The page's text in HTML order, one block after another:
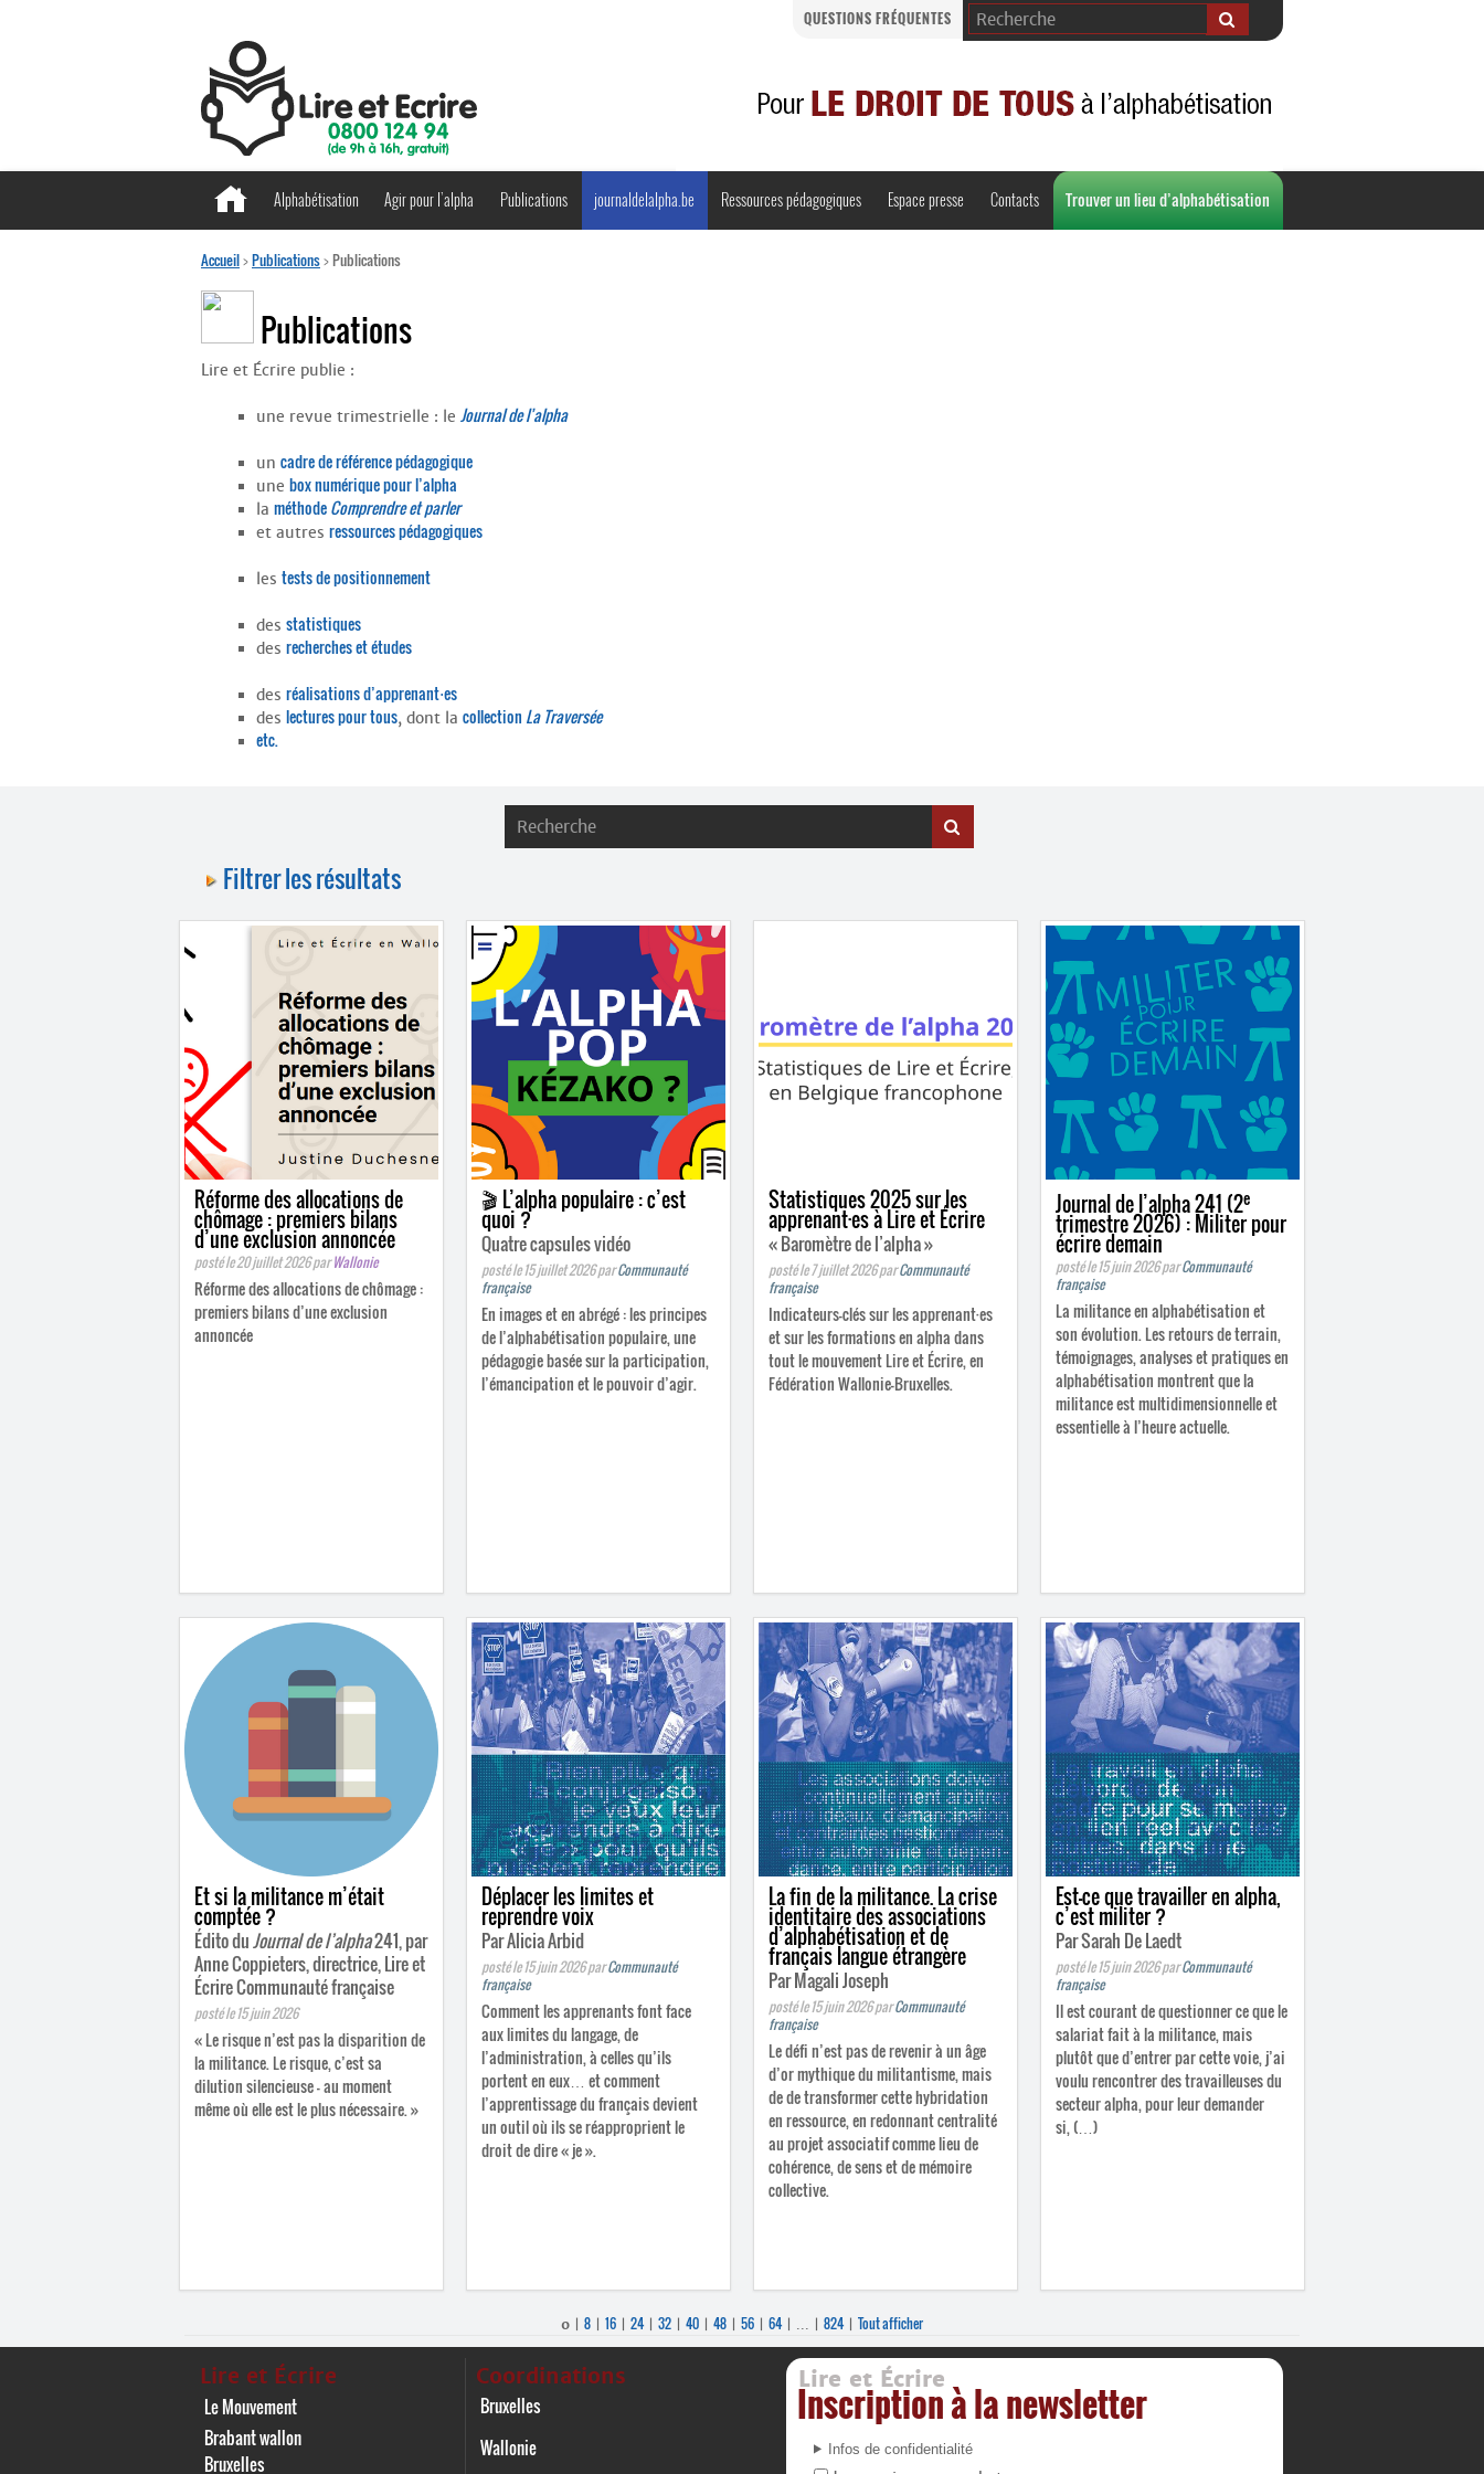
QUESTIONS FRÉQUENTES
Alphabétisation Agir pour l’alpha Publications journaldelalpha.be Ressources pédagogiques Espace presse Contacts Trouver un lieu d’alphabétisation
Accueil>Publications>Publications
Publications
Lire et Écrire publie :
une revue trimestrielle : le Journal de l’alpha
un cadre de référence pédagogique
une box numérique pour l’alpha
la méthodeComprendre et parler
et autres ressources pédagogiques
les tests de positionnement
des statistiques
des recherches et études
des réalisations d’apprenant⋅es
des lectures pour tous, dont la collection La Traversée
etc.
Filtrer les résultats
Réforme des allocations de
chômage : premiers bilans
d’une exclusion annoncée
posté le 20 juillet 2026parWallonie
Réforme des allocations de chômage :
premiers bilans d’une exclusion
annoncée
🎬 L’alpha populaire : c’est
quoi ?
Quatre capsules vidéo
posté le 15 juillet 2026parCommunauté
française
En images et en abrégé : les principes
de l’alphabétisation populaire, une
pédagogie basée sur la participation,
l’émancipation et le pouvoir d’agir.
Statistiques 2025 sur les
apprenant·es à Lire et Écrire
« Baromètre de l’alpha »
posté le 7 juillet 2026parCommunauté
française
Indicateurs-clés sur les apprenant·es
et sur les formations en alpha dans
tout le mouvement Lire et Écrire, en
Fédération Wallonie-Bruxelles.
Journal de l’alpha 241 (2e
trimestre 2026) : Militer pour
écrire demain
posté le 15 juin 2026parCommunauté
française
La militance en alphabétisation et
son évolution. Les retours de terrain,
témoignages, analyses et pratiques en
alphabétisation montrent que la
militance est multidimensionnelle et
essentielle à l’heure actuelle.
Et si la militance m’était
comptée ?
Édito duJournal de l’alpha241, par
Anne Coppieters, directrice, Lire et
Écrire Communauté française
posté le 15 juin 2026
« Le risque n’est pas la disparition de
la militance. Le risque, c’est sa
dilution silencieuse – au moment
même où elle est le plus nécessaire. »
Déplacer les limites et
reprendre voix
Par Alicia Arbid
posté le 15 juin 2026parCommunauté
française
Comment les apprenants font face
aux limites du langage, de
l’administration, à celles qu’ils
portent en eux… et comment
l’apprentissage du français devient
un outil où ils se réapproprient le
droit de dire « je ».
La fin de la militance. La crise
identitaire des associations
d’alphabétisation et de
français langue étrangère
Par Magali Joseph
posté le 15 juin 2026parCommunauté
française
Le défi n’est pas de revenir à un âge
d’or mythique du militantisme, mais
de de transformer cette hybridation
en ressource, en redonnant centralité
au projet associatif comme lieu de
cohérence, de sens et de mémoire
collective.
Est-ce que travailler en alpha,
c’est militer ?
Par Sarah De Laedt
posté le 15 juin 2026parCommunauté
française
Il est courant de questionner ce que le
salariat fait à la militance, mais
plutôt que d’entrer par cette voie, j’ai
voulu rencontrer des travailleuses du
secteur alpha, pour leur demander
si, (…)
0 | 8 | 16 | 24| 32 | 40 | 48 | 56 | 64| | 824 | Tout afficher
Lire et Écrire
Le Mouvement
Brabant wallon
Bruxelles
Coordinations
Bruxelles
Wallonie
Lire et Écrire
Inscription à la newsletter
Infos de confidentialité